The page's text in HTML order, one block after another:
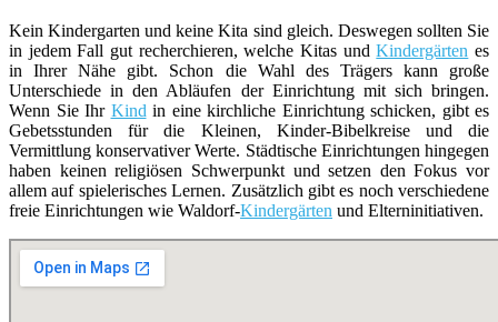
Kein Kindergarten und keine Kita sind gleich. Deswegen sollten Sie
in jedem Fall gut recherchieren, welche Kitas undKindergärten es
in Ihrer Nähe gibt. Schon die Wahl des Trägers kann große
Unterschiede in den Abläufen der Einrichtung mit sich bringen.
Wenn Sie Ihr Kindin eine kirchliche Einrichtung schicken, gibt es
Gebetsstunden für die Kleinen, Kinder-Bibelkreise und die
Vermittlung konservativer Werte. Städtische Einrichtungen hingegen
haben keinen religiösen Schwerpunkt und setzen den Fokus vor
allem auf spielerisches Lernen. Zusätzlich gibt es noch verschiedene
freie Einrichtungen wie Waldorf-Kindergärten und Elterninitiativen.